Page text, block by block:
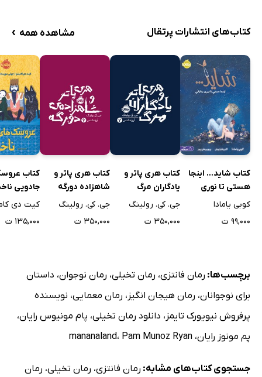
کتاب‌های انتشارات پرتقال مشاهده همه ›
کتاب شاید... اینجا
هستی تا نوری
بتابانی
کوبی یامادا
۹۹,۰۰۰ ت
کتاب هری پاتر و
یادگاران مرگ
جی. کی. رولینگ
۳۵۰,۰۰۰ ت
کتاب هری پاتر و
شاهزاده دورگه
جی. کی. رولینگ
۳۵۰,۰۰۰ ت
کتاب
جادویی
کیت دی
۱۳۵,۰۰۰ ت
برچسب‌ها: رمان فانتزی، رمان تخیلی، رمان نوجوان، داستان
برای نوجوانان، رمان هیجان انگیز ، رمان معمایی، نویسنده
پرفروش نیویورک تایمز ، دانلود رمان تخیلی، پام مونیوس رایان،
پم مونوز رایان، mananaland، Pam Munoz Ryan
جستجوی کتاب‌های مشابه: رمان فانتزی، رمان تخیلی، رمان